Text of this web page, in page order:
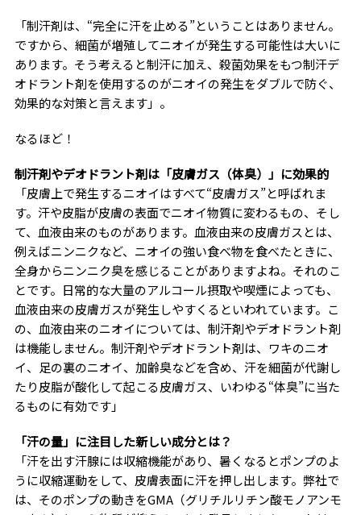
「制汗剤は、“完全に汗を止める”ということはありません。
ですから、細菌が増殖してニオイが発生する可能性は大いに
あります。そう考えると制汗に加え、殺菌効果をもつ制汗デ
オドラント剤を使用するのがニオイの発生をダブルで防ぐ、
効果的な対策と言えます」。
なるほど！
制汗剤やデオドラント剤は「皮膚ガス（体臭）」に効果的
「皮膚上で発生するニオイはすべて“皮膚ガス”と呼ばれま
す。汗や皮脂が皮膚の表面でニオイ物質に変わるもの、そし
て、血液由来のものがあります。血液由来の皮膚ガスとは、
例えばニンニクなど、ニオイの強い食べ物を食べたときに、
全身からニンニク臭を感じることがありますよね。それのこ
とです。日常的な大量のアルコール摂取や喫煙によっても、
血液由来の皮膚ガスが発生しやすくるといわれています。こ
の、血液由来のニオイについては、制汗剤やデオドラント剤
は機能しません。制汗剤やデオドラント剤は、ワキのニオ
イ、足の裏のニオイ、加齢臭などを含め、汗を細菌が代謝し
たり皮脂が酸化して起こる皮膚ガス、いわゆる“体臭”に当た
るものに有効です」
「汗の量」に注目した新しい成分とは？
「汗を出す汗腺には収縮機能があり、暑くなるとポンプのよ
うに収縮運動をして、皮膚表面に汗を押し出します。弊社で
は、そのポンプの動きをGMA（グリチルリチン酸モノアンモ